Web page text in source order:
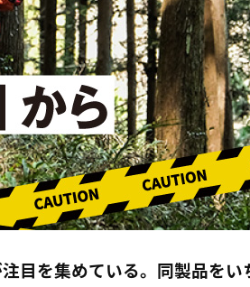
目を集めている。同製品をい